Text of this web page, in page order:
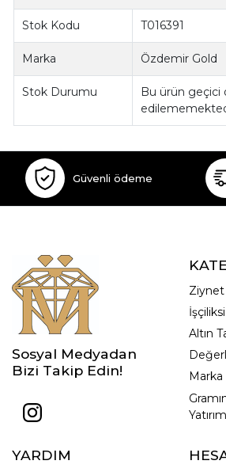
Stok Kodu T016391
Marka Özdemir Gold
Stok Durumu
Bu ürün geçici
Güvenli ödeme
Sosyal Medyadan
Bizi Takip Edin!
Ziynet
Altın
YARDIM